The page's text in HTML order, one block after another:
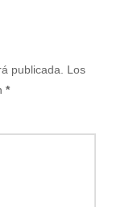
publicada. Los
*